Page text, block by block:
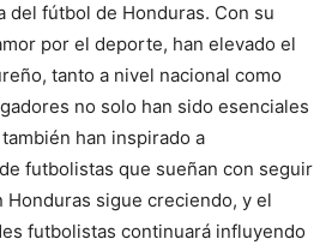
del fútbol de Honduras. Con su
por el deporte, han elevado el
tanto a nivel nacional como
no solo han sido esenciales
han inspirado a
futbolistas que sueñan con seguir
Honduras sigue creciendo, y el
futbolistas continuará influyendo